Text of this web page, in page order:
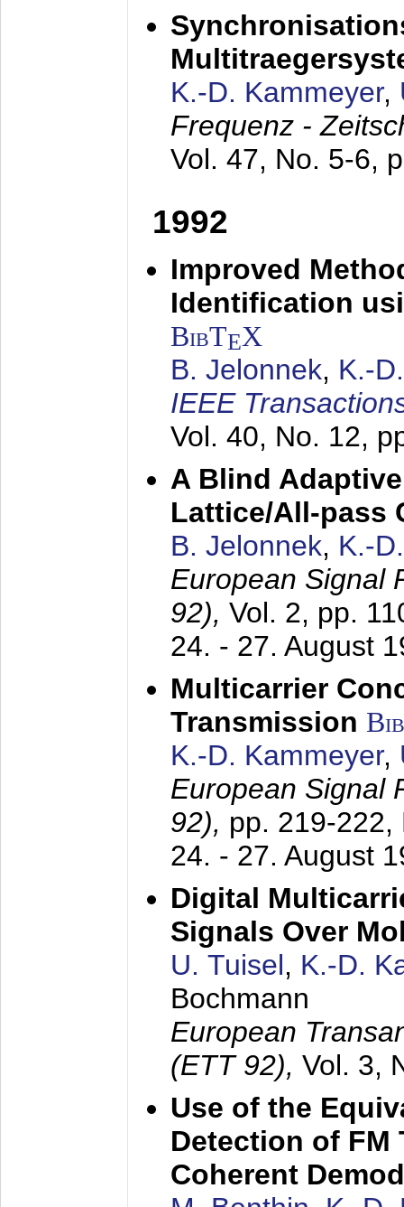
K.-D. Kammeyer,
Frequenz -
Vol. 47, No. 5-6,
1992
Improved
Identification
BibTEX
B. Jelonnek, K.-
IEEE
Vol. 40, No. 12,
A Blind
Lattice/All-pass
B. Jelonnek, K.-
European Signal
92), Vol. 2, pp.
24. - 27. August
Multicarrier
Transmission
K.-D. Kammeyer,
European Signal
92), pp. 219-222,
24. - 27. August
Digital
Signals Over
U. Tuisel, K.-D.
Bochmann
European
(ETT 92), Vol. 3,
Use of the
Detection of FM
Coherent